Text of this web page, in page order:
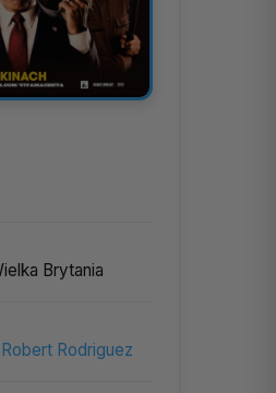
Brytania
Robert Rodriguez